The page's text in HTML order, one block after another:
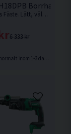
18V. SDS-Plus Fäste. Lätt, välbalanserad och kompakt kolborstfri borrhammare för borrning med eller utan slag från HiKOKI.
6 333 kr
inom 1-3 dagar